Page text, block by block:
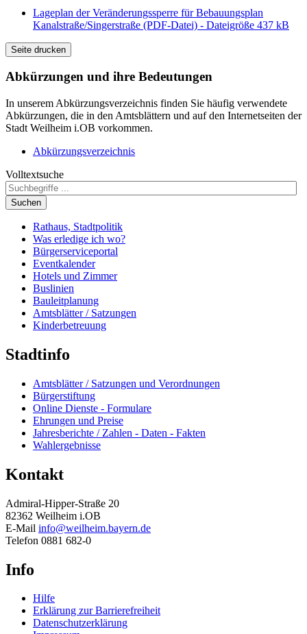
Lageplan der Veränderungssperre für Bebauungsplan
Kanalstraße/Singerstraße (PDF-Datei) - Dateigröße 437 kB
Seite drucken
Abkürzungen und ihre Bedeutungen
In unserem Abkürzungsverzeichnis finden Sie häufig verwendete
Abkürzungen, die in den Amtsblättern und auf den Internetseiten der
Stadt Weilheim i.OB vorkommen.
Abkürzungsverzeichnis
Volltextsuche
Suchen
Rathaus, Stadtpolitik
Was erledige ich wo?
Bürgerserviceportal
Eventkalender
Hotels und Zimmer
Buslinien
Bauleitplanung
Amtsblätter / Satzungen
Kinderbetreuung
Stadtinfo
Amtsblätter / Satzungen und Verordnungen
Bürgerstiftung
Online Dienste - Formulare
Ehrungen und Preise
Jahresberichte / Zahlen - Daten - Fakten
Wahlergebnisse
Kontakt
Admiral-Hipper-Straße 20
82362 Weilheim i.OB
E-Mail info@weilheim.bayern.de
Telefon 0881 682-0
Info
Hilfe
Erklärung zur Barrierefreiheit
Datenschutzerklärung